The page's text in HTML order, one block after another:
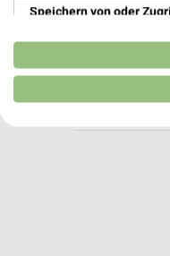
Speichern von oder
Verwendung
Erstellung von Profilen